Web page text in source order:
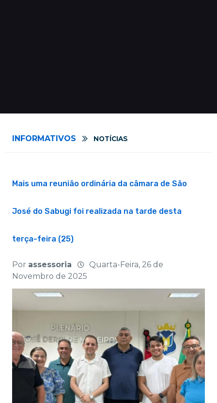
INFORMATIVOS NOTÍCIAS
Mais uma reunião ordinária da câmara de São
José do Sabugi foi realizada na tarde desta
terça-feira (25)
Por assessoria
Quarta-Feira, 26 de
Novembro de 2025